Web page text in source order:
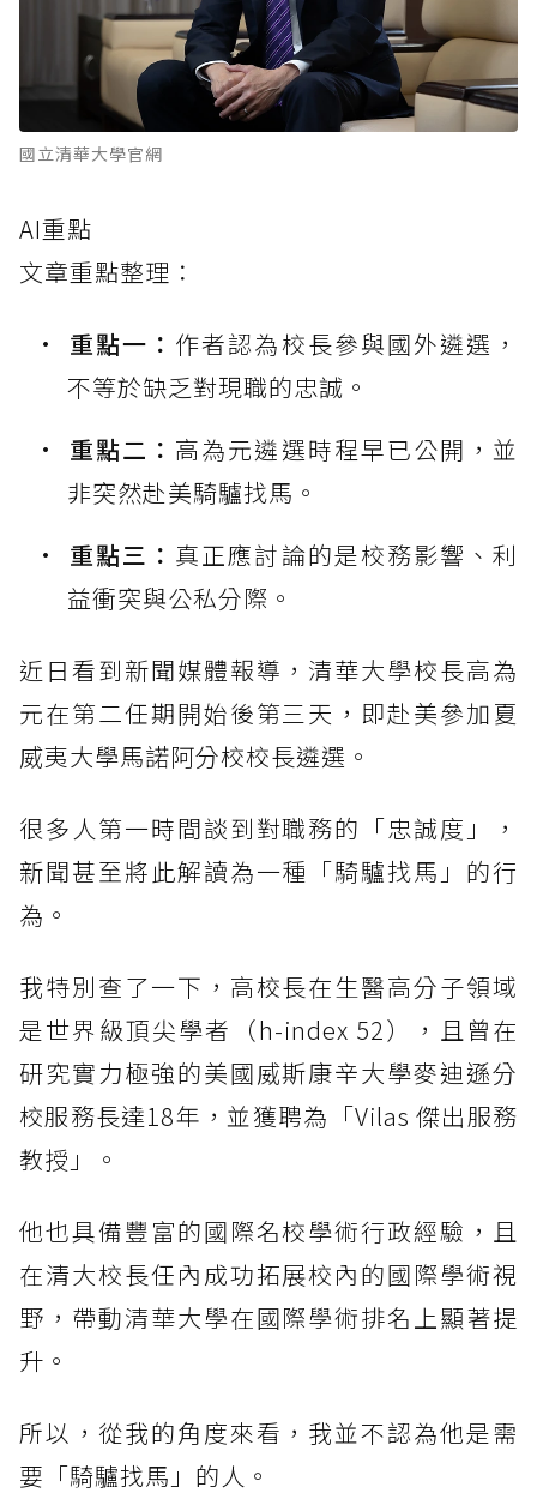
國立清華大學官網
AI重點
文章重點整理：
重點一： 作者認為校長參與國外遴選，
不等於缺乏對現職的忠誠。
重點二： 高為元遴選時程早已公開，並
非突然赴美騎驢找馬。
重點三： 真正應討論的是校務影響、利
益衝突與公私分際。
近日看到新聞媒體報導，清華大學校長高為
元在第二任期開始後第三天，即赴美參加夏
威夷大學馬諾阿分校校長遴選。
很多人第一時間談到對職務的「忠誠度」，
新聞甚至將此解讀為一種「騎驢找馬」的行
為。
我特別查了一下，高校長在生醫高分子領域
是世界級頂尖學者（h-index 52），且曾在
研究實力極強的美國威斯康辛大學麥迪遜分
校服務長達18年，並獲聘為「Vilas 傑出服務
教授」。
他也具備豐富的國際名校學術行政經驗，且
在清大校長任內成功拓展校內的國際學術視
野，帶動清華大學在國際學術排名上顯著提
升。
所以，從我的角度來看，我並不認為他是需
要「騎驢找馬」的人。